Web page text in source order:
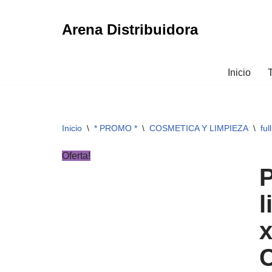
Arena Distribuidora
Inicio
Inicio \ * PROMO * \ COSMETICA Y LIMPIEZA \
Oferta!